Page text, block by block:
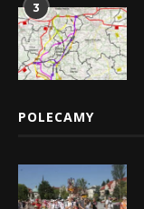
3
POLECAMY